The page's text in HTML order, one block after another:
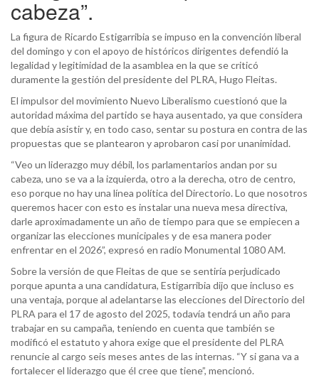
cabeza”.
La figura de Ricardo Estigarribia se impuso en la convención liberal
del domingo y con el apoyo de históricos dirigentes defendió la
legalidad y legitimidad de la asamblea en la que se criticó
duramente la gestión del presidente del PLRA, Hugo Fleitas.
El impulsor del movimiento Nuevo Liberalismo cuestionó que la
autoridad máxima del partido se haya ausentado, ya que considera
que debía asistir y, en todo caso, sentar su postura en contra de las
propuestas que se plantearon y aprobaron casi por unanimidad.
“Veo un liderazgo muy débil, los parlamentarios andan por su
cabeza, uno se va a la izquierda, otro a la derecha, otro de centro,
eso porque no hay una línea política del Directorio. Lo que nosotros
queremos hacer con esto es instalar una nueva mesa directiva,
darle aproximadamente un año de tiempo para que se empiecen a
organizar las elecciones municipales y de esa manera poder
enfrentar en el 2026”, expresó en radio Monumental 1080 AM.
Sobre la versión de que Fleitas de que se sentiría perjudicado
porque apunta a una candidatura, Estigarribia dijo que incluso es
una ventaja, porque al adelantarse las elecciones del Directorio del
PLRA para el 17 de agosto del 2025, todavía tendrá un año para
trabajar en su campaña, teniendo en cuenta que también se
modificó el estatuto y ahora exige que el presidente del PLRA
renuncie al cargo seis meses antes de las internas. “Y si gana va a
fortalecer el liderazgo que él cree que tiene”, mencionó.